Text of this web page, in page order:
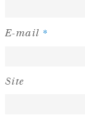
E-mail *
Site